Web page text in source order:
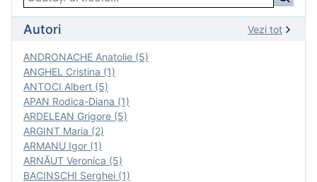
Autori Vezi tot
ANDRONACHE Anatolie (5)
ANGHEL Cristina (1)
ANTOCI Albert (5)
APAN Rodica-Diana (1)
ARDELEAN Grigore (5)
ARGINT Maria (2)
ARMANU Igor (1)
ARNĂUT Veronica (5)
BACINSCHI Serghei (1)